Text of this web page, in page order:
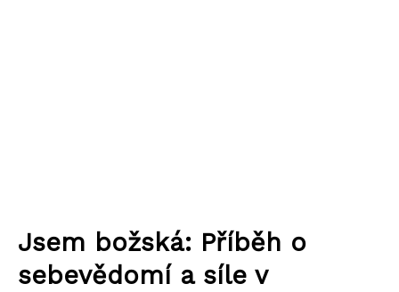
Jsem božská: Příběh o
sebevědomí a síle v